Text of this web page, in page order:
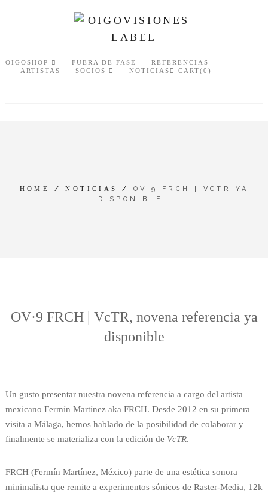
OIGOSHOP FUERA DE FASE
REFERENCIAS
ARTISTAS
SOCIOS NOTICIAS CART(0)
HOME /NOTICIAS / OV·9 FRCH | VCTR YA
DISPONIBLE…
OV·9 FRCH | VcTR, novena referencia ya
disponible
Un gusto presentar nuestra novena referencia a cargo del artista
mexicano Fermín Martínez aka FRCH. Desde 2012 en su primera
visita a Málaga, hemos hablado de la posibilidad de colaborar y
finalmente se materializa con la edición de VcTR.
FRCH (Fermín Martínez, México) parte de una estética sonora
minimalista que remite a experimentos sónicos de Raster-Media, 12k